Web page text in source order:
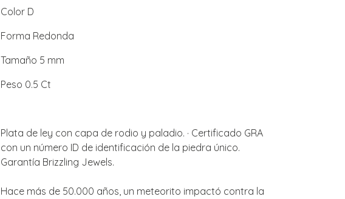
Color D
Forma Redonda
Tamaño 5 mm
Peso 0.5 Ct
Plata de ley con capa de rodio y paladio. · Certificado GRA
con un número ID de identificación de la piedra único.
Garantía Brizzling Jewels.
Hace más de 50.000 años, un meteorito impactó contra la